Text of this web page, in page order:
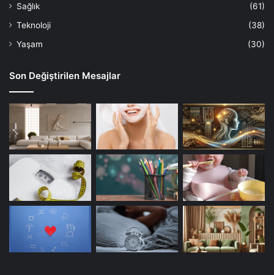
Sağlık
(61)
Teknoloji
(38)
Yaşam
(30)
Son Değiştirilen Mesajlar